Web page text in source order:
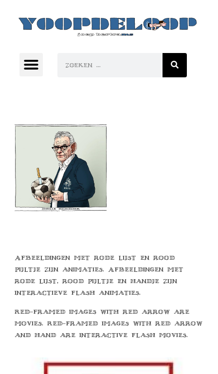
Afbeeldingen met rode lijst en rood
pijltje zijn animaties. Afbeeldingen met
rode lijst, rood pijltje en handje zijn
interactieve flash animaties.
Red-framed images with red arrow are
movies. Red-framed images with red arrow
and hand are interactive flash movies.